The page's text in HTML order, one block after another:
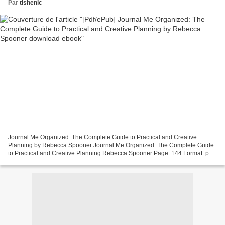
Par tishenic
Journal Me Organized: The Complete Guide to Practical and Creative
Planning by Rebecca Spooner Journal Me Organized: The Complete Guide
to Practical and Creative Planning Rebecca Spooner Page: 144 Format: pdf,